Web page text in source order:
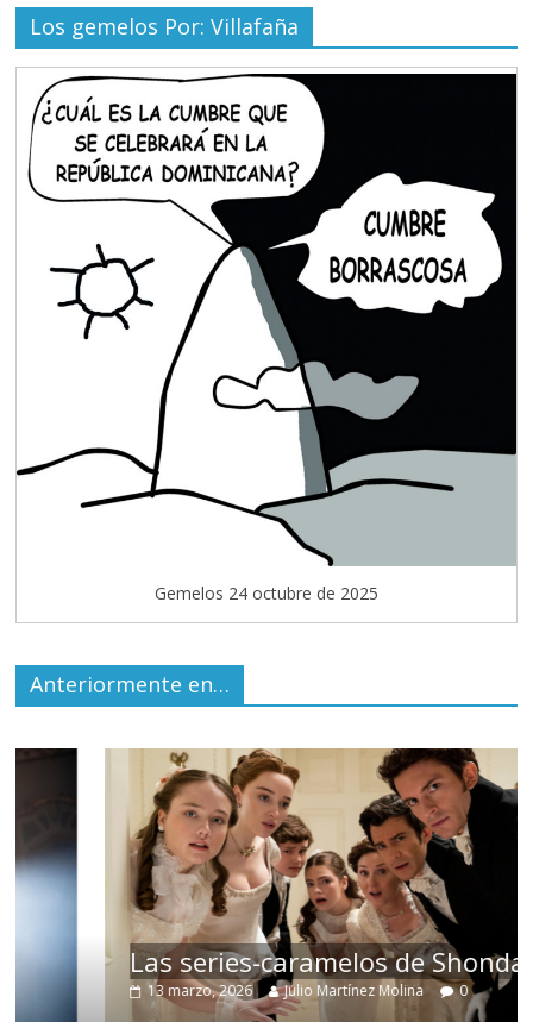
Los gemelos Por: Villafaña
Gemelos 24 octubre de 2025
Anteriormente en…
Las series-caramelos de Shondaland
13 marzo, 2026 Julio Martínez Molina 0